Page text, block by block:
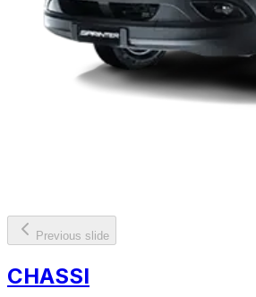
Previous slide
CHASSI